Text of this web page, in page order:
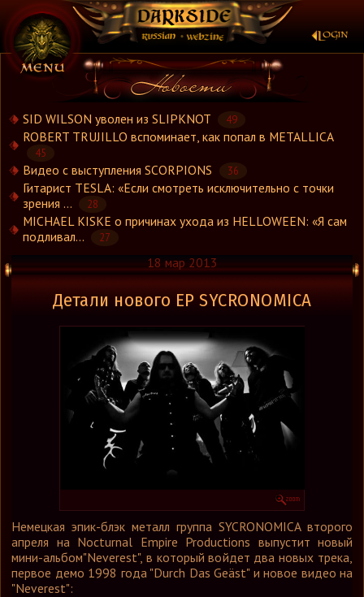
×
Новости
Новости.Рус
Концерты
Группы
Рецензии
Интервью
Стили
Графика
Форум
Ссылки
Контакты
SID WILSON уволен из SLIPKNOT 49
ROBERT TRUJILLO вспоминает, как попал в METALLICA
45
Видео с выступления SCORPIONS 36
Гитарист TESLA: «Если смотреть исключительно с точки
зрения ...
28
MICHAEL KISKE о причинах ухода из HELLOWEEN: «Я сам
подливал...
27
18 мар 2013
Детали нового ЕР SYCRONOMICA
Немецкая эпик-блэк металл группа SYCRONOMICA второго
апреля на Nocturnal Empire Productions выпустит новый
мини-альбом"Neverest", в который войдет два новых трека,
первое демо 1998 года "Durch Das Geäst" и новое видео на
"Neverest":